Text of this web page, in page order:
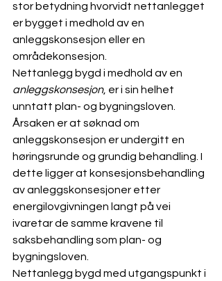
stor betydning hvorvidt nettanlegget
er bygget i medhold av en
anleggskonsesjon eller en
områdekonsesjon.
Nettanlegg bygd i medhold av en
anleggskonsesjon, er i sin helhet
unntatt plan- og bygningsloven.
Årsaken er at søknad om
anleggskonsesjon er undergitt en
høringsrunde og grundig behandling. I
dette ligger at konsesjonsbehandling
av anleggskonsesjoner etter
energilovgivningen langt på vei
ivaretar de samme kravene til
saksbehandling som plan- og
bygningsloven.
Nettanlegg bygd med utgangspunkt i